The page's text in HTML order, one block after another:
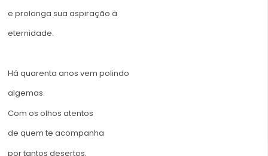
e prolonga sua aspiração à
eternidade.
Há quarenta anos vem polindo
algemas.
Com os olhos atentos
de quem te acompanha
por tantos desertos,